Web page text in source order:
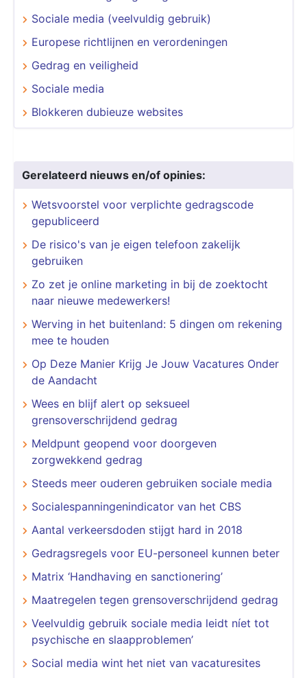
Sociale media (veelvuldig gebruik)
Europese richtlijnen en verordeningen
Gedrag en veiligheid
Sociale media
Blokkeren dubieuze websites
Gerelateerd nieuws en/of opinies:
Wetsvoorstel voor verplichte gedragscode
gepubliceerd
De risico's van je eigen telefoon zakelijk
gebruiken
Zo zet je online marketing in bij de zoektocht
naar nieuwe medewerkers!
Werving in het buitenland: 5 dingen om rekening
mee te houden
Op Deze Manier Krijg Je Jouw Vacatures Onder
de Aandacht
Wees en blijf alert op seksueel
grensoverschrijdend gedrag
Meldpunt geopend voor doorgeven
zorgwekkend gedrag
Steeds meer ouderen gebruiken sociale media
Socialespanningenindicator van het CBS
Aantal verkeersdoden stijgt hard in 2018
Gedragsregels voor EU-personeel kunnen beter
Matrix ‘Handhaving en sanctionering’
Maatregelen tegen grensoverschrijdend gedrag
Veelvuldig gebruik sociale media leidt níet tot
psychische en slaapproblemen’
Social media wint het niet van vacaturesites